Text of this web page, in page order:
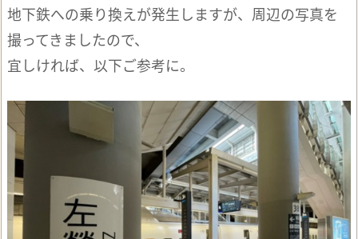
地下鉄への乗り換えが発生しますが、周辺の写真を
撮ってきましたので、
宜しければ、以下ご参考に。